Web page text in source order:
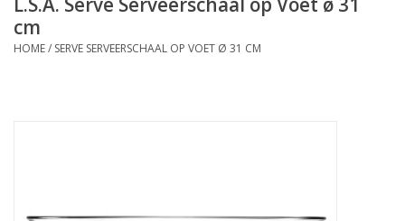
Glas graveren
cm
HOME/ SERVE SERVEERSCHAAL OP VOET Ø 31 CM